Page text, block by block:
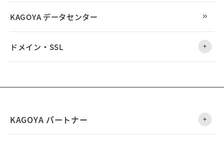
KAGOYA データセンター
ドメイン・SSL
KAGOYA パートナー